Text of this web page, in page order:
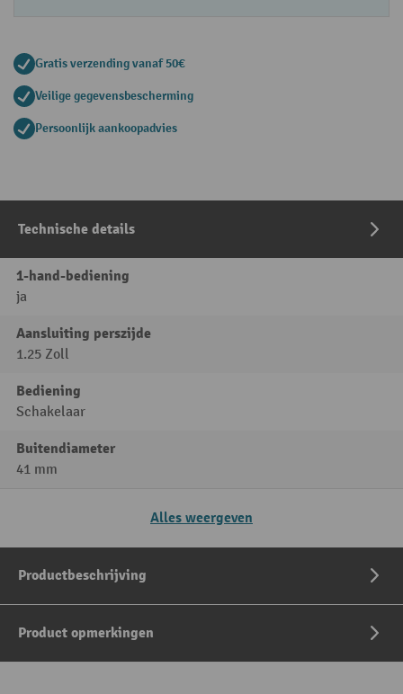
Gratis verzending vanaf 50€
Veilige gegevensbescherming
Persoonlijk aankoopadvies
Technische details
1-hand-bediening
ja
Aansluiting perszijde
1.25 Zoll
Bediening
Schakelaar
Buitendiameter
41 mm
Alles weergeven
Productbeschrijving
Product opmerkingen